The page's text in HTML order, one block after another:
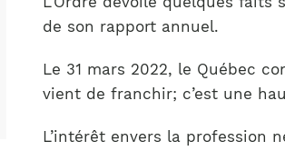
France)
Notre équipe
de son rapport annuel.
Le 31 mars 2022, le Québec
vient de franchir; c’est une
L’intérêt envers la profession